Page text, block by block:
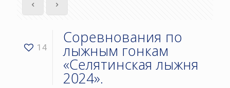
14
Соревнования по
лыжным гонкам
«Селятинская лыжня
2024».